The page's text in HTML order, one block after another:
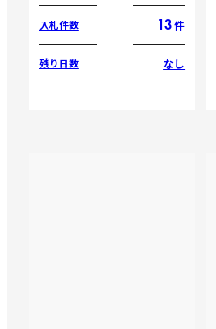
入札件数 13件
残り日数 なし